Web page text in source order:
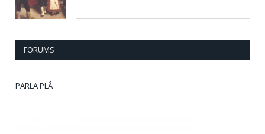
FORUMS
PARLA PLÂ